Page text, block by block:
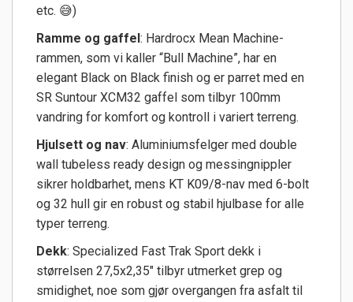
etc. 😅)
Ramme og gaffel : Hardrocx Mean Machine-
rammen, som vi kaller “Bull Machine”, har en
elegant Black on Black finish og er parret med en
SR Suntour XCM32 gaffel som tilbyr 100mm
vandring for komfort og kontroll i variert terreng.
Hjulsett og nav: Aluminiumsfelger med double
wall tubeless ready design og messingnippler
sikrer holdbarhet, mens KT K09/8-nav med 6-bolt
og 32 hull gir en robust og stabil hjulbase for alle
typer terreng.
Dekk: Specialized Fast Trak Sport dekk i
størrelsen 27,5x2,35" tilbyr utmerket grep og
smidighet, noe som gjør overgangen fra asfalt til